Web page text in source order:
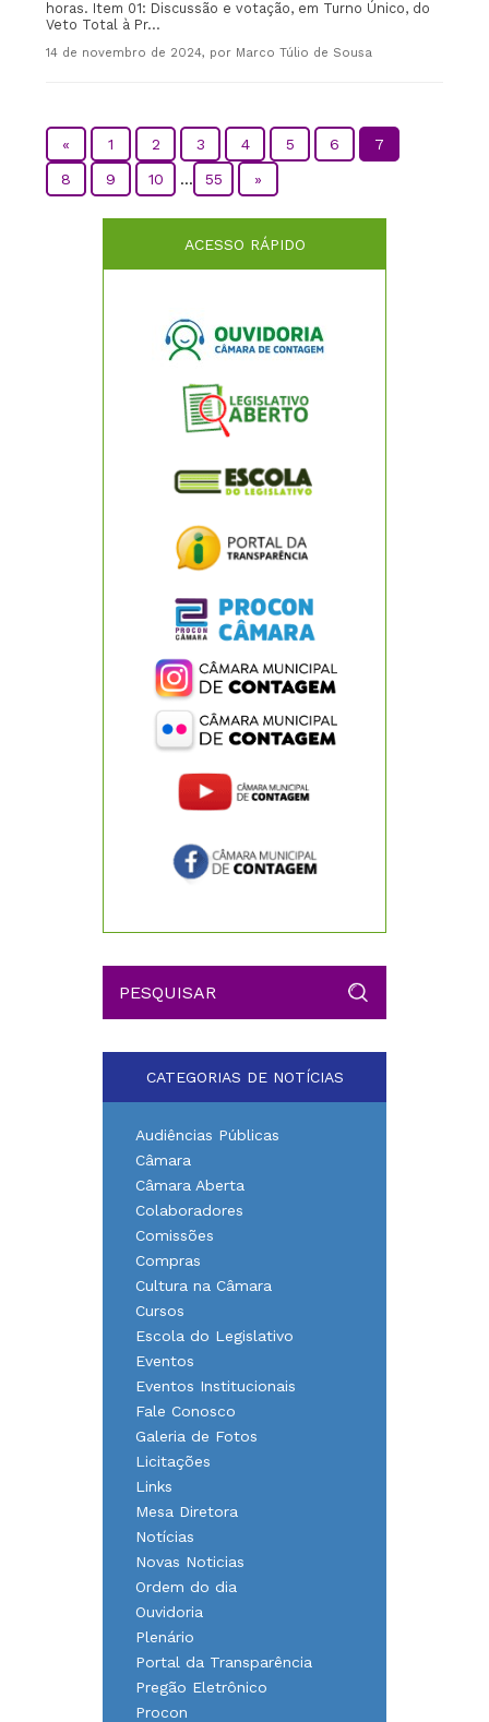
horas. Item 01: Discussão e votação, em Turno Único, do
Veto Total à Pr...
14 de novembro de 2024, por Marco Túlio de Sousa
« 1 2 3 4 5 6
7
8
9 10 ... 55 »
ACESSO RÁPIDO
CATEGORIAS DE NOTÍCIAS
Audiências Públicas
Câmara
Câmara Aberta
Colaboradores
Comissões
Compras
Cultura na Câmara
Cursos
Escola do Legislativo
Eventos
Eventos Institucionais
Fale Conosco
Galeria de Fotos
Licitações
Links
Mesa Diretora
Notícias
Novas Noticias
Ordem do dia
Ouvidoria
Plenário
Portal da Transparência
Pregão Eletrônico
Procon